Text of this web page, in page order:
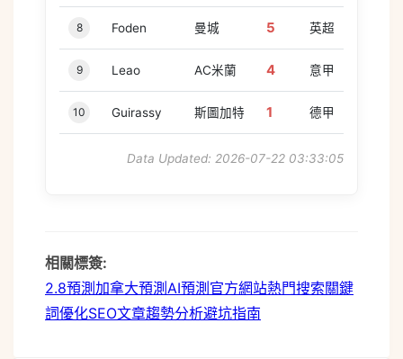
8 Foden 曼城 5 英超
9 Leao AC米蘭 4 意甲
10 Guirassy 斯圖加特 1 德甲
Data Updated: 2026-07-22 03:33:05
相關標簽:
2.8預測 加拿大預測 AI預測 官方網站熱門搜索關鍵
詞優化SEO文章趨勢分析避坑指南